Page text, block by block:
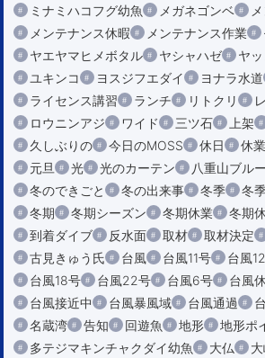
ミナミハコフグ幼魚
メガネゴンベ
メンテナンス休暇
メンテナンス作業
ヤエヤマヒメボタル
ヤシャハゼ ヤ
ユキンコ
ヨスジフエダイ ヨナラ水道
ライセンス講習
ランチ リトクリ
ロウニンアジ
ワイド 三ツ石 上架
久しぶりの
今日のMOSS 休日 休業
元旦
光 光のカーテン 八重山ブルー
冬のできごと
冬の出来事 冬季 冬
冬期
冬期シーズン 冬期休業 冬期
到着ダイブ
反水面 取材 取材決定
古見きゅう氏
台風 台風11号 台風
台風18号
台風22号 台風6号 台風
台風接近中
台風暴風域 台風通過
名蔵湾
告知 回遊魚 地形 地形ポ
多テジマキンチャクダイ幼魚
大仏